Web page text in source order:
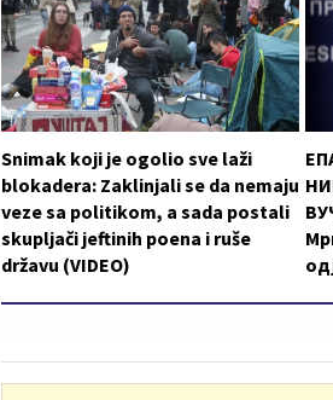
Snimak koji je ogolio sve laži
blokadera: Zaklinjali se da nemaju
veze sa politikom, a sada postali
skupljači jeftinih poena i ruše
državu (VIDEO)